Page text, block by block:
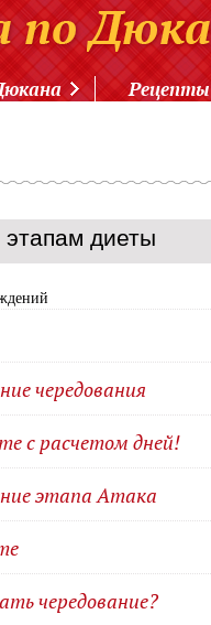
Рецепты
диеты
чередования
с расчетом дней!
этапа Атака
чередование?